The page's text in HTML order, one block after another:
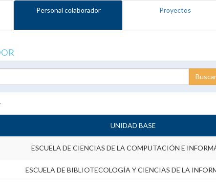
Personal colaborador Proyectos
UNIDAD BASE
ESCUELA DE CIENCIAS DE LA COMPUTACIÓN E
ESCUELA DE BIBLIOTECOLOGÍA Y CIENCIAS DE LA